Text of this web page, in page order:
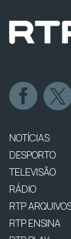
NOTÍCIAS
DESPORTO
TELEVISÃO
RÁDIO
RTP
RTP ENSINA